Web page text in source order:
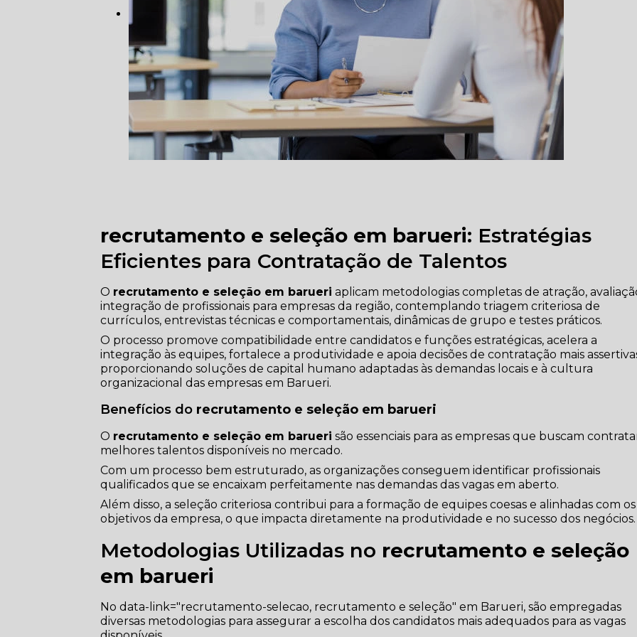
recrutamento e seleção em barueri: Estratégias
Eficientes para Contratação de Talentos
O recrutamento e seleção em barueri aplicam metodologias completas de atração,
integração de profissionais para empresas da região, contemplando triagem criteriosa de
currículos, entrevistas técnicas e comportamentais, dinâmicas de grupo e testes práticos.
O processo promove compatibilidade entre candidatos e funções estratégicas, acelera a
integração às equipes, fortalece a produtividade e apoia decisões de contratação mais
proporcionando soluções de capital humano adaptadas às demandas locais e à cultura
organizacional das empresas em Barueri.
Benefícios do recrutamento e seleção em barueri
O recrutamento e seleção em barueri são essenciais para as empresas que buscam
melhores talentos disponíveis no mercado.
Com um processo bem estruturado, as organizações conseguem identificar profissionais
qualificados que se encaixam perfeitamente nas demandas das vagas em aberto.
Além disso, a seleção criteriosa contribui para a formação de equipes coesas e alinhadas com os
objetivos da empresa, o que impacta diretamente na produtividade e no sucesso dos negócios.
Metodologias Utilizadas no recrutamento e seleção
em barueri
No data-link="recrutamento-selecao, recrutamento e seleção" em Barueri, são empregadas
diversas metodologias para assegurar a escolha dos candidatos mais adequados para as vagas